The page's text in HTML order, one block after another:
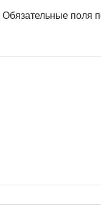
Обязательные поля